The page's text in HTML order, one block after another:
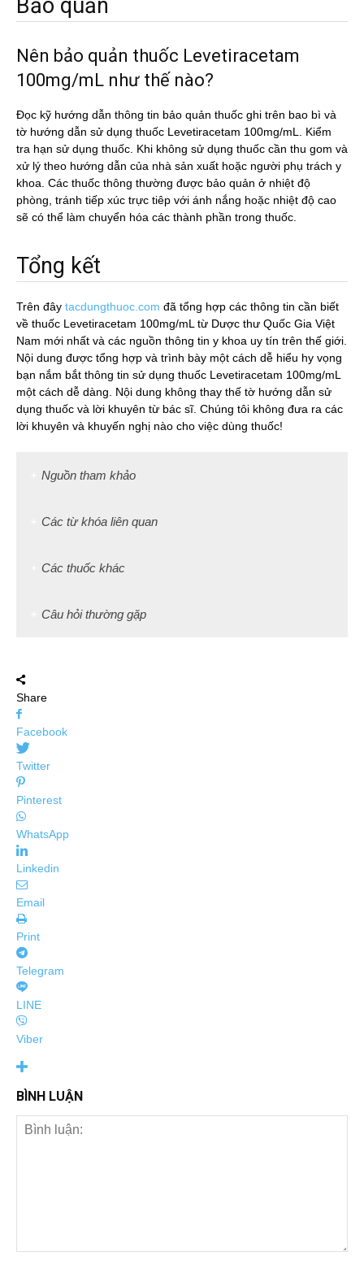
Bảo quản
Nên bảo quản thuốc Levetiracetam
100mg/mL như thế nào?
Đọc kỹ hướng dẫn thông tin bảo quản thuốc ghi trên bao bì và
tờ hướng dẫn sử dụng thuốc Levetiracetam 100mg/mL. Kiểm
tra hạn sử dụng thuốc. Khi không sử dụng thuốc cần thu gom và
xử lý theo hướng dẫn của nhà sản xuất hoặc người phụ trách y
khoa. Các thuốc thông thường được bảo quản ở nhiệt độ
phòng, tránh tiếp xúc trực tiêp với ánh nắng hoặc nhiệt độ cao
sẽ có thể làm chuyển hóa các thành phần trong thuốc.
Tổng kết
Trên đây tacdungthuoc.com đã tổng hợp các thông tin cần biết
về thuốc Levetiracetam 100mg/mL từ Dược thư Quốc Gia Việt
Nam mới nhất và các nguồn thông tin y khoa uy tín trên thế giới.
Nội dung được tổng hợp và trình bày một cách dễ hiểu hy vọng
bạn nắm bắt thông tin sử dụng thuốc Levetiracetam 100mg/mL
một cách dễ dàng. Nội dung không thay thế tờ hướng dẫn sử
dụng thuốc và lời khuyên từ bác sĩ. Chúng tôi không đưa ra các
lời khuyên và khuyến nghị nào cho việc dùng thuốc!
Nguồn tham khảo
Các từ khóa liên quan
Các thuốc khác
Câu hỏi thường gặp
Share
Facebook
Twitter
Pinterest
WhatsApp
Linkedin
Email
Print
Telegram
LINE
Viber
BÌNH LUẬN